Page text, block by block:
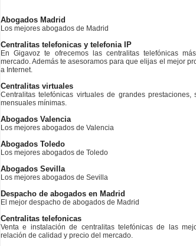
Abogados Madrid
Los mejores abogados de Madrid
Centralitas telefonicas y telefonia IP
En Gigavoz te ofrecemos las centralitas telefónicas
mercado. Además te asesoramos para que elijas el mejor
a Internet.
Centralitas virtuales
Centralitas telefónicas virtuales de grandes
mensuales mínimas.
Abogados Valencia
Los mejores abogados de Valencia
Abogados Toledo
Los mejores abogados de Toledo
Abogados Sevilla
Los mejores abogados de Sevilla
Despacho de abogados en Madrid
El mejor despacho de abogados de Madrid
Centralitas telefonicas
Venta e instalación de centralitas telefónicas de las
relación de calidad y precio del mercado.